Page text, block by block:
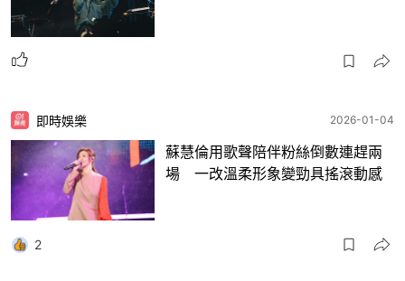
即時娛樂 2026-01-04
蘇慧倫用歌聲陪伴粉絲倒數連趕兩
場 一改溫柔形象變勁具搖滾動感
2